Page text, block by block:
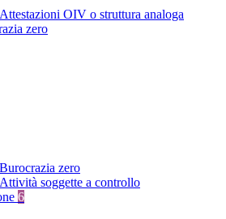
Attestazioni OIV o struttura analoga
zero
Burocrazia zero
Attività soggette a controllo
6